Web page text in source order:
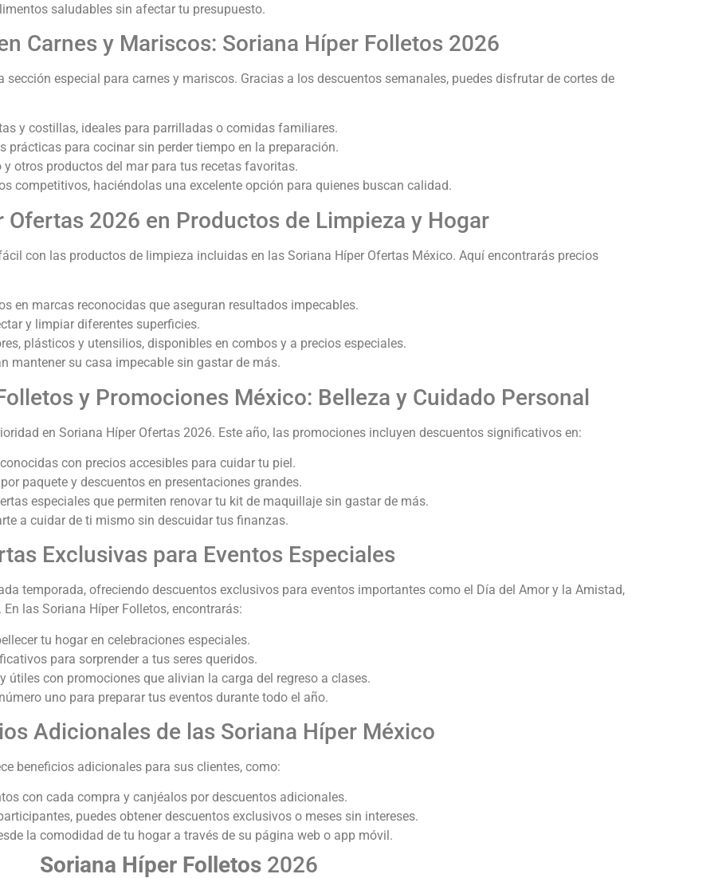
saludables sin afectar tu presupuesto.
Carnes y Mariscos: Soriana Híper Folletos 2026
especial para carnes y mariscos. Gracias a los descuentos semanales, puedes disfrutar de cortes de
y costillas, ideales para parrilladas o comidas familiares.
prácticas para cocinar sin perder tiempo en la preparación.
otros productos del mar para tus recetas favoritas.
competitivos, haciéndolas una excelente opción para quienes buscan calidad.
Ofertas 2026 en Productos de Limpieza y Hogar
con las productos de limpieza incluidas en las Soriana Híper Ofertas México. Aquí encontrarás precios
en marcas reconocidas que aseguran resultados impecables.
y limpiar diferentes superficies.
plásticos y utensilios, disponibles en combos y a precios especiales.
mantener su casa impecable sin gastar de más.
y Promociones México: Belleza y Cuidado Personal
en Soriana Híper Ofertas 2026. Este año, las promociones incluyen descuentos significativos en:
con precios accesibles para cuidar tu piel.
paquete y descuentos en presentaciones grandes.
especiales que permiten renovar tu kit de maquillaje sin gastar de más.
a cuidar de ti mismo sin descuidar tus finanzas.
Exclusivas para Eventos Especiales
temporada, ofreciendo descuentos exclusivos para eventos importantes como el Día del Amor y la Amistad,
las Soriana Híper Folletos, encontrarás:
tu hogar en celebraciones especiales.
para sorprender a tus seres queridos.
útiles con promociones que alivian la carga del regreso a clases.
uno para preparar tus eventos durante todo el año.
Adicionales de las Soriana Híper México
beneficios adicionales para sus clientes, como:
con cada compra y canjéalos por descuentos adicionales.
puedes obtener descuentos exclusivos o meses sin intereses.
la comodidad de tu hogar a través de su página web o app móvil.
Soriana Híper Folletos 2026